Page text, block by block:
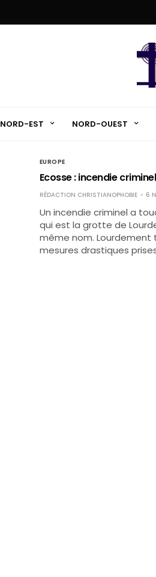
NORD-EST NORD-OUEST
EUROPE
Ecosse : incendie
RÉDACTION CHRISTIANOPHOBIE 6
Un incendie criminel a
qui est la grotte de
même nom. Lourdement
mesures drastiques